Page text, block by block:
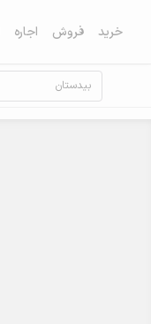
خرید فروش اجاره